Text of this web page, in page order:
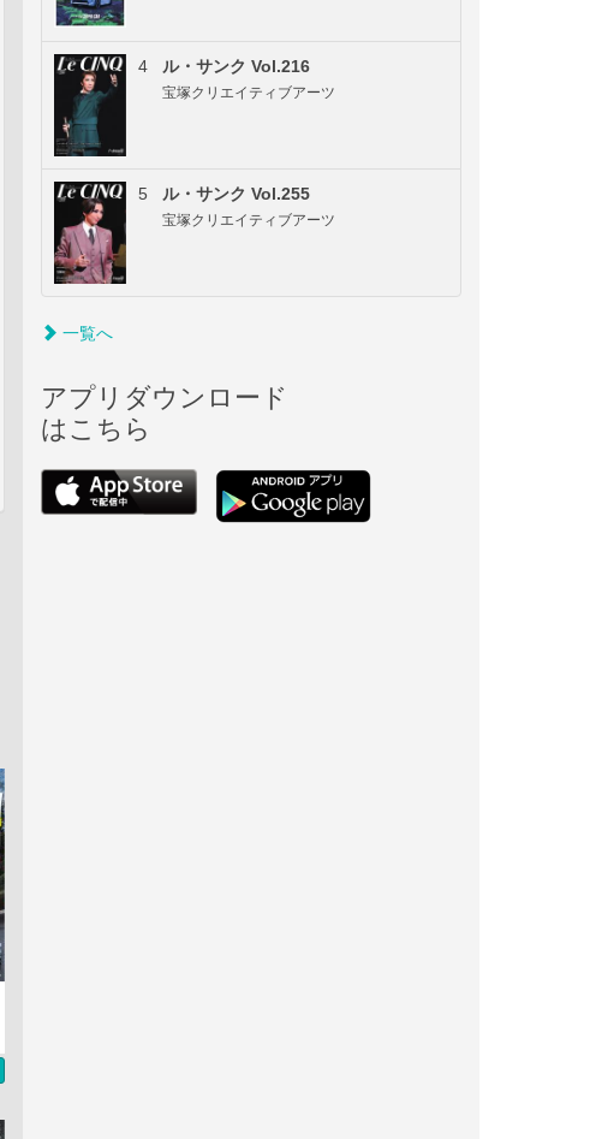
4 ル・サンク Vol.216
宝塚クリエイティブアーツ
5 ル・サンク Vol.255
宝塚クリエイティブアーツ
一覧へ
アプリダウンロード
はこちら